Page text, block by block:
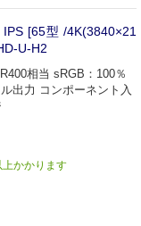
[65型 /4K(3840×21
U-H2
相当 sRGB：100％
出力 コンポーネント入
かかります